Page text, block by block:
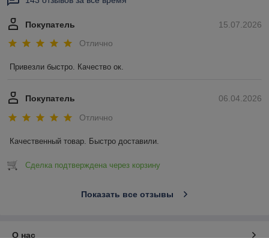
15.07.2026
Покупатель
Отлично
Привезли быстро. Качество ок.
06.04.2026
Покупатель
Отлично
Качественный товар. Быстро доставили.
Сделка подтверждена через корзину
Показать все отзывы
О нас